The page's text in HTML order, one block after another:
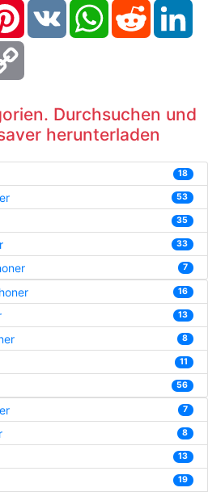
PinterestVK WhatsAppReddit
Durchsuchen und
herunterladen
18
53
35
33
7
16
13
8
11
56
7
8
13
19